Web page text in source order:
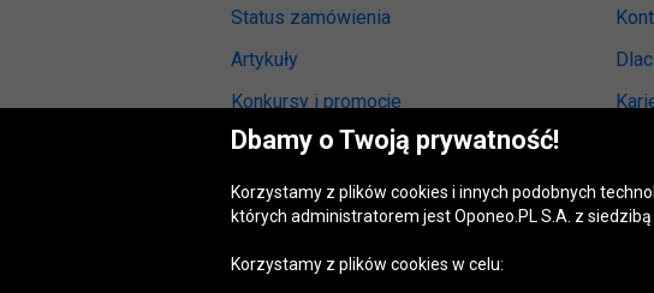
Status zamówienia
Artykuły
Konkursy i promocje
Odstąpienie od umowy
Reklamacja gwarancyjna
Opinie o oponach
Dbamy o Twoją prywatność!
Korzystamy z plików cookies i innych podobnych
których administratorem jest Oponeo.PL S.A. z
Korzystamy z plików cookies w celu: